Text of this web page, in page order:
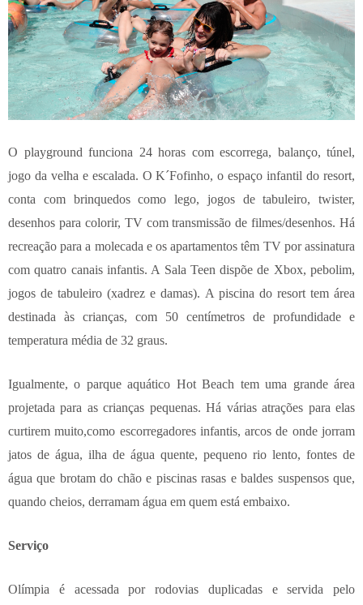
O playground funciona 24 horas com escorrega, balanço, túnel,
jogo da velha e escalada. O K´Fofinho, o espaço infantil do resort,
conta com brinquedos como lego, jogos de tabuleiro, twister,
desenhos para colorir, TV com transmissão de filmes/desenhos. Há
recreação para a molecada e os apartamentos têm TV por assinatura
com quatro canais infantis. A Sala Teen dispõe de Xbox, pebolim,
jogos de tabuleiro (xadrez e damas). A piscina do resort tem área
destinada às crianças, com 50 centímetros de profundidade e
temperatura média de 32 graus.
Igualmente, o parque aquático Hot Beach tem uma grande área
projetada para as crianças pequenas. Há várias atrações para elas
curtirem muito,como escorregadores infantis, arcos de onde jorram
jatos de água, ilha de água quente, pequeno rio lento, fontes de
água que brotam do chão e piscinas rasas e baldes suspensos que,
quando cheios, derramam água em quem está embaixo.
Serviço
Olímpia é acessada por rodovias duplicadas e servida pelo